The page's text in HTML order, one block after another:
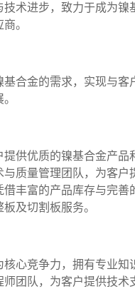
技术进步，致力于成为镍
。
基合金的需求，实现与客
提供优质的镍基合金产品
与质量管理团队，为客户
借丰富的产品库存与完善
及切割板服务。
核心竞争力，拥有专业知
师团队，为客户提供技术